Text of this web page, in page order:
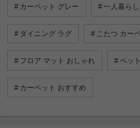
カーペット グレー 一人暮ら
ダイニング ラグ こたつ カー
フロア マット おしゃれ ペッ
カーペット おすすめ